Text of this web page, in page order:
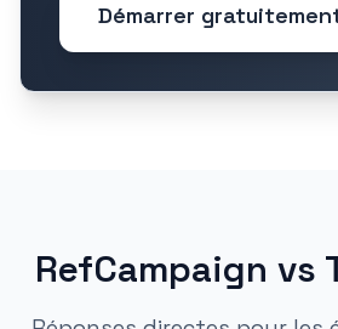
Démarrer
RefCampaign vs